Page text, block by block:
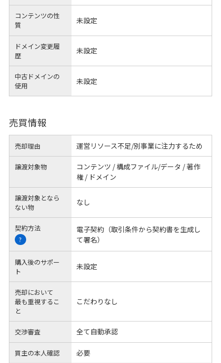
コンテンツの性
質
未設定
ドメイン変更履
歴
未設定
中古ドメインの
使用
未設定
売買情報
売却理由 運営リソース不足/別事業に注力するため
譲渡対象物
コンテンツ / 構成ファイル/データ / 著作
権 / ドメイン
譲渡対象となら
ない物
なし
契約方法
?
電子契約（取引条件から契約書を生成し
て署名）
購入後のサポー
ト
未設定
売却において
最も重視するこ
と
こだわりなし
交渉審査 全て自動承認
買主の本人確認 必要